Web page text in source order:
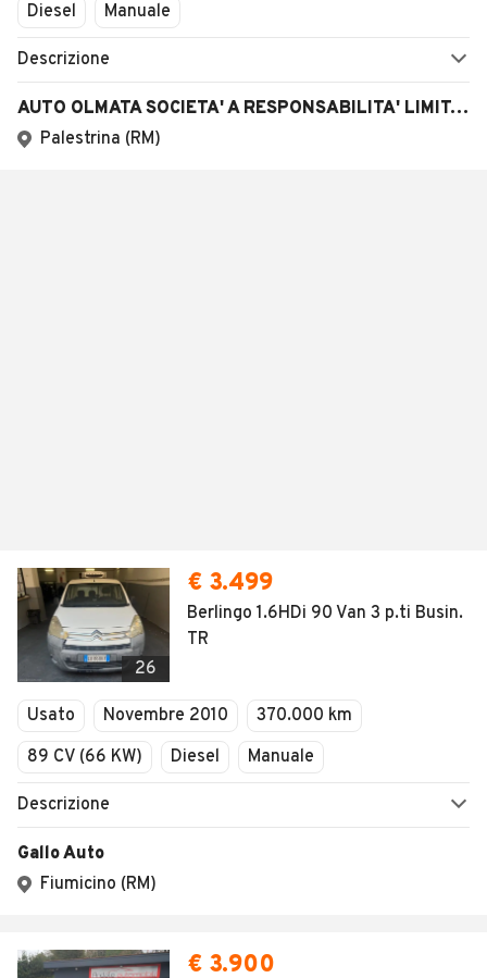
Diesel
Manuale
Descrizione
AUTO OLMATA SOCIETA' A RESPONSABILITA' LIMITATA SEMPLIFICATA
Palestrina (RM)
26
€ 3.499
Berlingo 1.6HDi 90 Van 3 p.ti Busin.
TR
Usato Novembre 2010
370.000 km
89 CV (66 KW)
Diesel Manuale
Descrizione
Gallo Auto
Fiumicino (RM)
€ 3.900